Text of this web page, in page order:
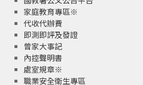
家庭教育專區※
代收代辦費
即測即評及發證
曾家大事記
內控聲明書
處室規章※
職業安全衛生專區